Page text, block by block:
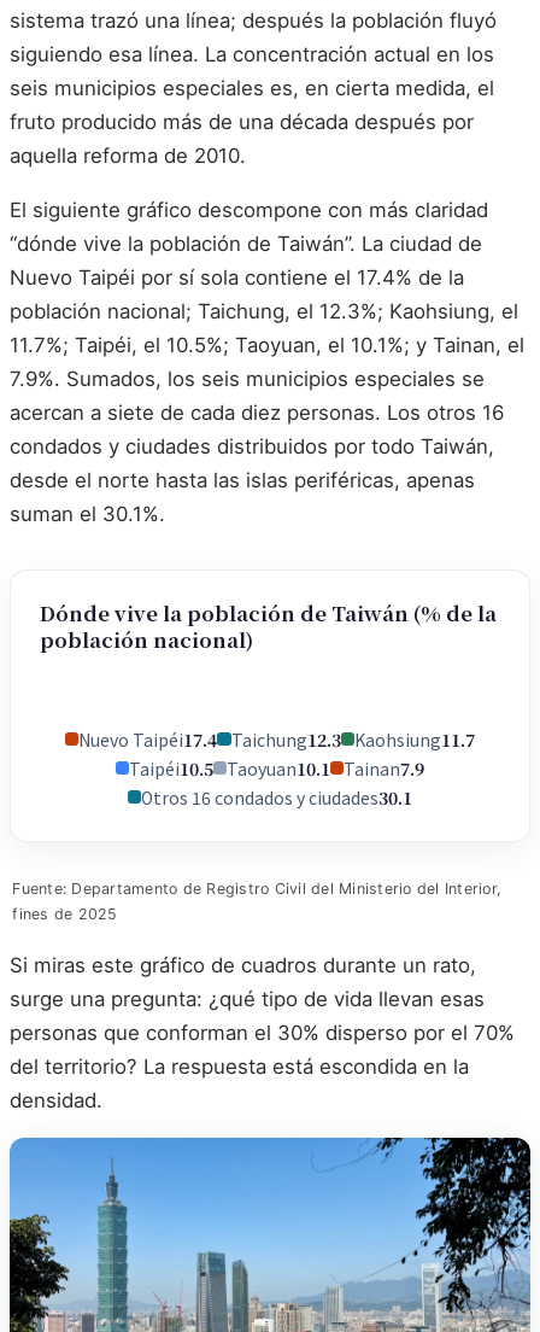
sistema trazó una línea; después la población fluyó
siguiendo esa línea. La concentración actual en los
seis municipios especiales es, en cierta medida, el
fruto producido más de una década después por
aquella reforma de 2010.
El siguiente gráfico descompone con más claridad
“dónde vive la población de Taiwán”. La ciudad de
Nuevo Taipéi por sí sola contiene el 17.4% de la
población nacional; Taichung, el 12.3%; Kaohsiung, el
11.7%; Taipéi, el 10.5%; Taoyuan, el 10.1%; y Tainan, el
7.9%. Sumados, los seis municipios especiales se
acercan a siete de cada diez personas. Los otros 16
condados y ciudades distribuidos por todo Taiwán,
desde el norte hasta las islas periféricas, apenas
suman el 30.1%.
Dónde vive la población de Taiwán (% de la
población nacional)
Nuevo Taipéi17.4 Taichung12.3 Kaohsiung11.7
Taipéi10.5 Taoyuan10.1 Tainan7.9
Otros 16 condados y ciudades30.1
Fuente: Departamento de Registro Civil del Ministerio del Interior,
fines de 2025
Si miras este gráfico de cuadros durante un rato,
surge una pregunta: ¿qué tipo de vida llevan esas
personas que conforman el 30% disperso por el 70%
del territorio? La respuesta está escondida en la
densidad.